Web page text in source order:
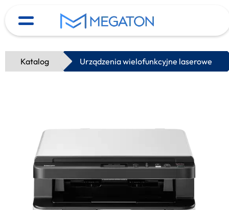
Katalog Urządzenia wielofunkcyjne laserowe